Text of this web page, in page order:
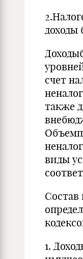
доходы
счет
также
виды
Состав
1.